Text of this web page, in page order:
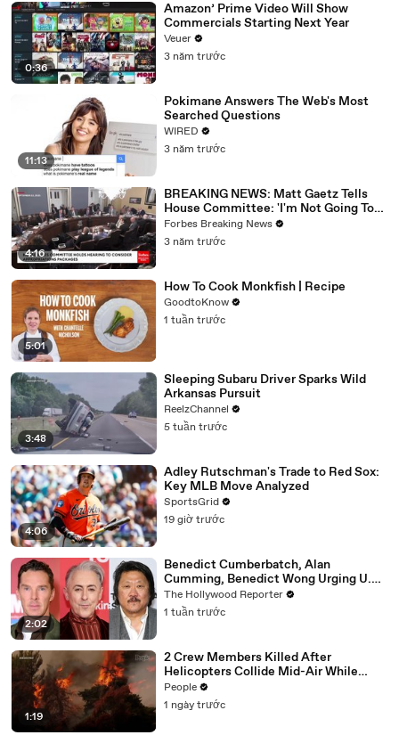
0:36
Amazon’ Prime Video Will Show
Commercials Starting Next Year
Veuer
3 năm trước
11:13
Pokimane Answers The Web's Most
Searched Questions
WIRED
3 năm trước
4:16
BREAKING NEWS: Matt Gaetz Tells
House Committee: 'I'm Not Going To
Vote For A Continuing Resolution'
Forbes Breaking News
3 năm trước
5:01
How To Cook Monkfish | Recipe
GoodtoKnow
1 tuần trước
3:48
Sleeping Subaru Driver Sparks Wild
Arkansas Pursuit
ReelzChannel
5 tuần trước
4:06
Adley Rutschman's Trade to Red Sox:
Key MLB Move Analyzed
SportsGrid
19 giờ trước
2:02
Benedict Cumberbatch, Alan
Cumming, Benedict Wong Urging U.K.
to Block "Dangerous" Paramount-
Warner Bros. Merger | THR News Video
The Hollywood Reporter
1 tuần trước
1:19
2 Crew Members Killed After
Helicopters Collide Mid-Air While
Battling Wildfires
People
1 ngày trước